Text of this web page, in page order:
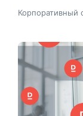
Корпоративный